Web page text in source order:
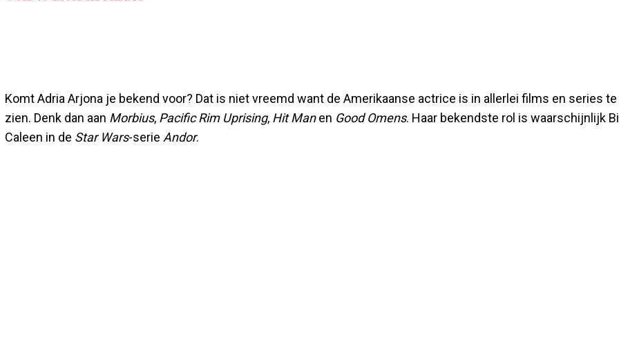
Komt Adria Arjona je bekend voor? Dat is niet vreemd want de Amerikaanse actrice is in allerlei films en series te
zien. Denk dan aan Morbius, Pacific Rim Uprising, Hit Manen Good Omens. Haar bekendste rol is waarschijnlijk
Caleen in de Star Wars-serie Andor.